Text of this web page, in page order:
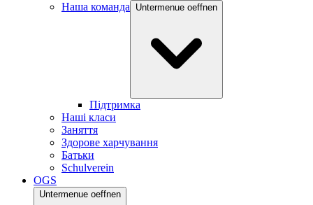
Наша команда
Untermenue oeffnen
Підтримка
Наші класи
Заняття
Здорове харчування
Батьки
Schulverein
OGS
Untermenue oeffnen